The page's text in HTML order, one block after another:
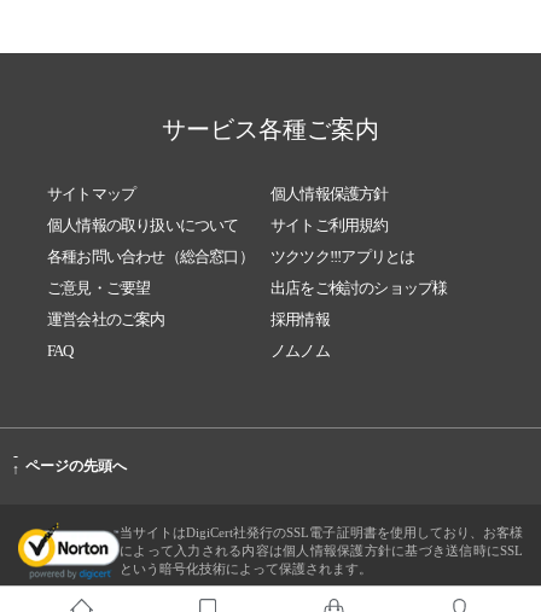
サービス各種ご案内
サイトマップ
個人情報保護方針
個人情報の取り扱いについて
サイトご利用規約
各種お問い合わせ（総合窓口）
ツクツク!!!アプリとは
ご意見・ご要望
出店をご検討のショップ様
運営会社のご案内
採用情報
FAQ
ノムノム
-
↑ ページの先頭へ
当サイトはDigiCert社発行のSSL電子証明書を使用しており、お客様
によって入力される内容は個人情報保護方針に基づき送信時にSSL
という暗号化技術によって保護されます。